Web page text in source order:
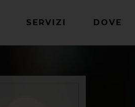
SERVIZI DOVE